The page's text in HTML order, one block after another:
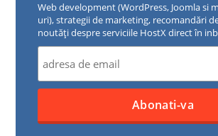
Web development (WordPress, Joomla si
uri), strategii de marketing, recomandări
noutăți despre serviciile HostX direct în